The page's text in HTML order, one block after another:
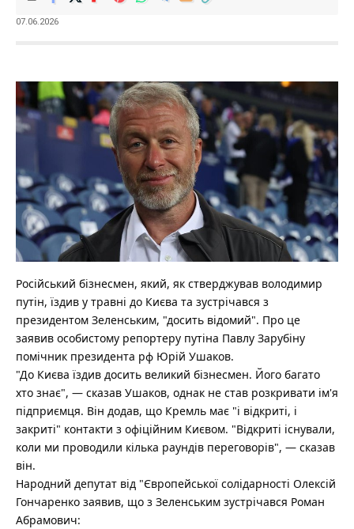
07.06.2026
Російський бізнесмен, який, як стверджував володимир
путін, їздив у травні до Києва та зустрічався з
президентом Зеленським, "досить відомий". Про це
заявив особистому репортеру путіна Павлу Зарубіну
помічник президента рф Юрій Ушаков.
"До Києва їздив досить великий бізнесмен. Його багато
хто знає", — сказав Ушаков, однак не став розкривати ім'я
підприємця. Він додав, що Кремль має "і відкриті, і
закриті" контакти з офіційним Києвом. "Відкриті існували,
коли ми проводили кілька раундів переговорів", — сказав
він.
Народний депутат від "Європейської солідарності Олексій
Гончаренко заявив, що з Зеленським зустрічався Роман
Абрамович: